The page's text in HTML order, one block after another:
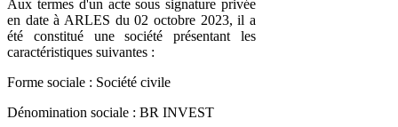
Aux termes d'un acte sous signature privée
en date à ARLES du 02 octobre 2023, il a
été constitué une société présentant les
caractéristiques suivantes :
Forme sociale : Société civile
Dénomination sociale : BR INVEST